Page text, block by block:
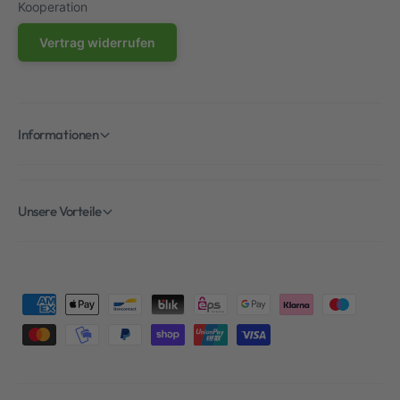
Kooperation
Vertrag widerrufen
Informationen
Unsere Vorteile
a